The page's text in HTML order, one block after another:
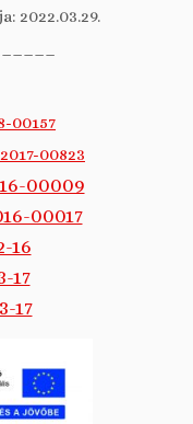
2022.03.29.
00157
00823
00009
00017
16
17
17